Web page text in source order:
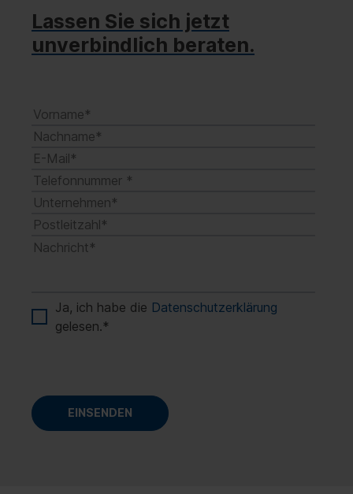
Lassen Sie sich jetzt
unverbindlich beraten.
Ja, ich habe die Datenschutzerklärung
gelesen.*